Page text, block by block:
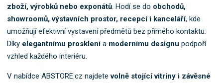
k
t
n
o
zboží, výrobků nebo exponátů . Hodí se do obchodů,
showroomů, výstavních prostor, recepcí i kanceláří, kde
umožňují efektivní vystavení předmětů bez přímého kontaktu.
Díky elegantnímu prosklenía modernímu designu podpoří
vzhled každého interiéru.
V nabídce ABSTORE.cz najdetevolně stojící vitríny i závěsné